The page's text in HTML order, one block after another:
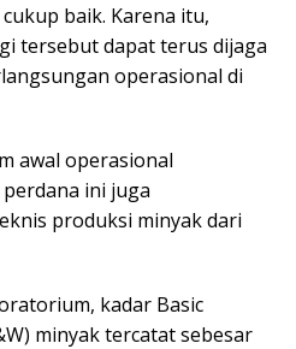
baik. Karena itu,
tersebut dapat terus dijaga
operasional di
awal operasional
ini juga
produksi minyak dari
kadar Basic
minyak tercatat sebesar